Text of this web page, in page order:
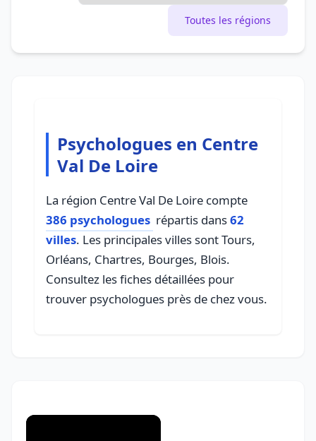
Toutes les régions
Psychologues en Centre
Val De Loire
La région Centre Val De Loire compte
386 psychologues répartis dans62
villes. Les principales villes sont Tours,
Orléans, Chartres, Bourges, Blois.
Consultez les fiches détaillées pour
trouver psychologues près de chez vous.